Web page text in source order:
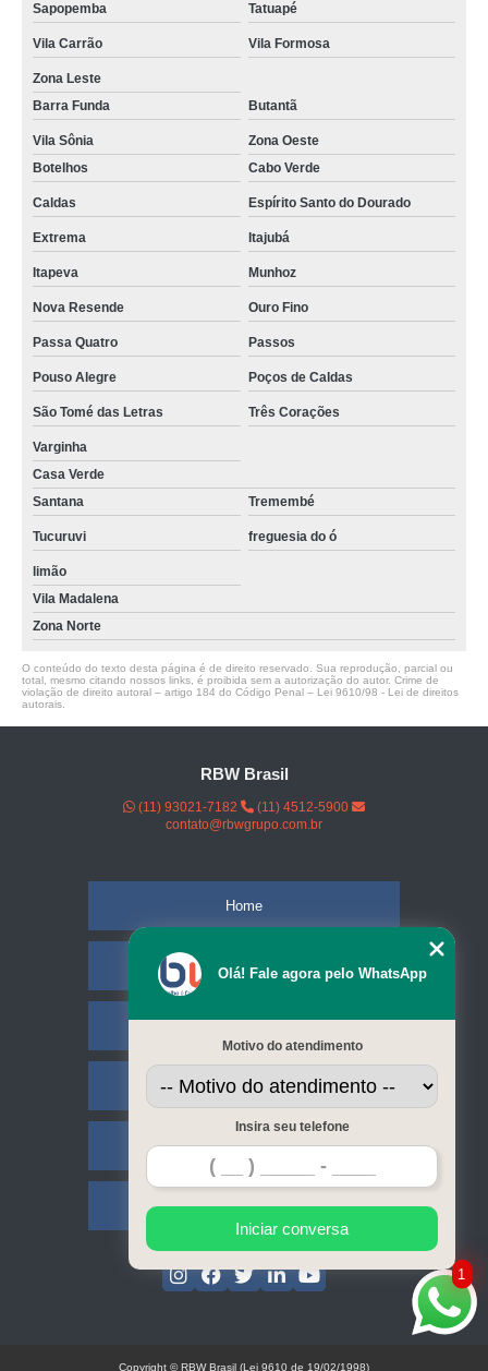
Sapopemba Tatuapé
Vila Carrão Vila Formosa
Zona Leste
Barra Funda
Butantã
Vila Sônia
Zona Oeste
Botelhos
Cabo Verde
Caldas Espírito Santo do Dourado
Extrema Itajubá
Itapeva Munhoz
Nova Resende Ouro Fino
Passa Quatro Passos
Pouso Alegre Poços de Caldas
São Tomé das Letras Três Corações
Varginha
Casa Verde
Santana
Tremembé
Tucuruvi freguesia do ó
limão
Vila Madalena
Zona Norte
O conteúdo do texto desta página é de direito reservado. Sua reprodução, parcial ou
total, mesmo citando nossos links, é proibida sem a autorização do autor. Crime de
violação de direito autoral – artigo 184 do Código Penal – Lei 9610/98 - Lei de direitos
autorais
RBW Brasil
(11) 93021-7182
(11) 4512-5900
contato@rbwgrupo.com.br
Home
Empresa
Serviços
Contato
Mapa do site
1
Olá! Fale agora pelo WhatsApp
Motivo do atendimento
Insira seu telefone
Iniciar conversa
Copyright © RBW Brasil (Lei 9610 de 19/02/1998)